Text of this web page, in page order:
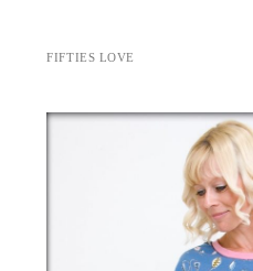
FIFTIES LOVE